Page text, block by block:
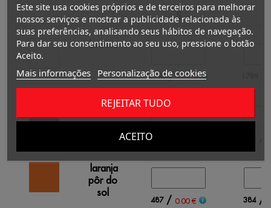
S
branco
2195/0.00 €
preto
164
laranja
pôr do
sol
487/ 0.00 € 384/
Este site usa cookies próprios e de terceiros para melhorar
nossos serviços e mostrar a publicidade relacionada às
suas preferências, analisando seus hábitos de navegação.
Para dar seu consentimento ao seu uso, pressione o botão
Aceito.
Mais informações Personalização de cookies
REJEITAR TUDO
ACEITO